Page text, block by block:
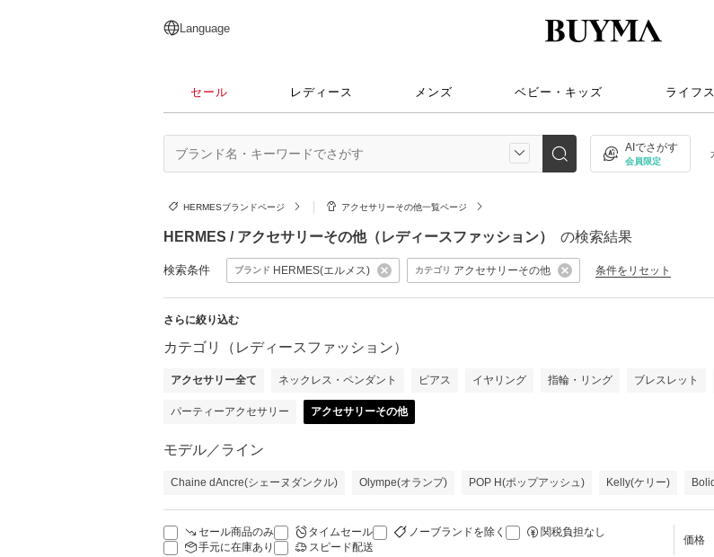
日本語
English
简体中文
繁體中文
Language
セール レディース メンズ ベビー・キッズ ライフ
AIでさがす
会員限定
HERMESブランドページ アクセサリーその他一覧ページ
HERMES / アクセサリーその他（レディースファッション） の検索結果
検索条件 ブランド HERMES(エルメス) カテゴリ アクセサリーその他 条件をリセット
さらに絞り込む
カテゴリ（レディースファッション）
アクセサリー全て ネックレス・ペンダント ピアス イヤリング 指輪・リング ブレスレット
パーティーアクセサリー アクセサリーその他
モデル／ライン
Chaine dAncre(シェーヌダンクル) Olympe(オランプ) POP H(ポップアッシュ) Kelly(ケリー)
セール商品のみ タイムセール ノーブランドを除く
関税負担なし
手元に在庫あり
スピード配送
価格